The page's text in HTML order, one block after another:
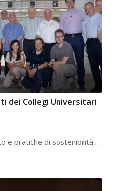
dei Collegi Universitari
e pratiche di sostenibilità,…